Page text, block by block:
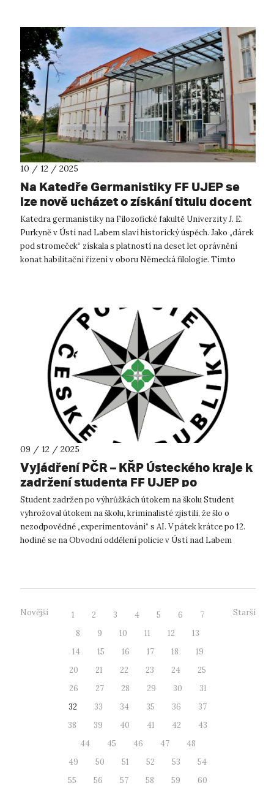
10 / 12 / 2025
Na Katedře Germanistiky FF UJEP se
lze nově ucházet o získání titulu docent
v oboru německé filologie
Katedra germanistiky na Filozofické fakultě Univerzity J. E.
Purkyně v Ústí nad Labem slaví historický úspěch. Jako „dárek
pod stromeček“ získala s platností na deset let oprávnění
konat habilitační řízení v oboru Německá filologie. Tímto
09 / 12 / 2025
Vyjádření PČR – KŘP Ústeckého kraje k
zadržení studenta FF UJEP po
výhružkách útoku na školu
Student zadržen po výhrůžkách útokem na školu Student
vyhrožoval útokem na školu, kriminalisté zjistili, že šlo o
nezodpovědné „experimentování“ s AI. V pátek krátce po 12.
hodině se na Obvodní oddělení policie v Ústí nad Labem
Novější 1 2 3 4 5 6
7
8
9 10 11 12
13
14
15 16 17 18
19
20
21 22 23 24
25
26
27 28 29 30
31
32
33 34 35 36
37
38
39 40 41 42
43
44
45 46 47
48
49
50 51 52 53
54
55
56 57 58 59
60
Starší